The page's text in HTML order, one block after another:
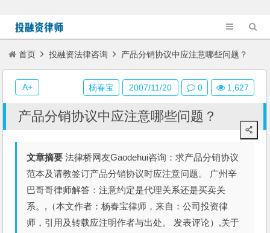
首页 投融资法律咨询 产品分销协议中应注意哪些问题？
产品分销协议中应注意哪些问题？
文章摘要 法律桥网友Gaodehui咨询：求产品分销协议
范本及请教签订产品分销协议时应注意问题。 广州辛
巴哥哥律师解答：注意约定是代理关系还是买卖关
系。,（本文作者：杨春宝律师，来自：公司投资律
师，引用及转载应注明作者与出处。 发表评论）,关于
杨春宝 2007/11/20 0 1,627
A+